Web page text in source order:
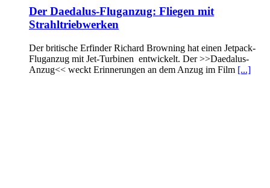
Der Daedalus-Fluganzug: Fliegen mit
Strahltriebwerken
Der britische Erfinder Richard Browning hat einen Jetpack-
Fluganzug mit Jet-Turbinen entwickelt. Der >>Daedalus-
Anzug<< weckt Erinnerungen an dem Anzug im Film [...]